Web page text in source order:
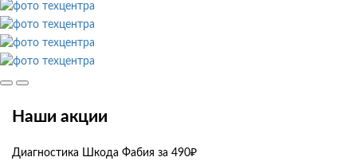
Наши акции
Диагностика Шкода Фабия за 490₽